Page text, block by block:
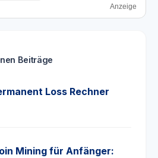
Anzeige
Beiträge
Loss Rechner
Mining für Anfänger: